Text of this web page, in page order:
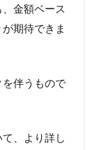
金額ベース
期待できま
伴うもので
、より詳し